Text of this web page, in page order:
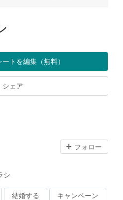
トを編集（無料）
シェア
フォロー
シ
結婚する キャンペーン